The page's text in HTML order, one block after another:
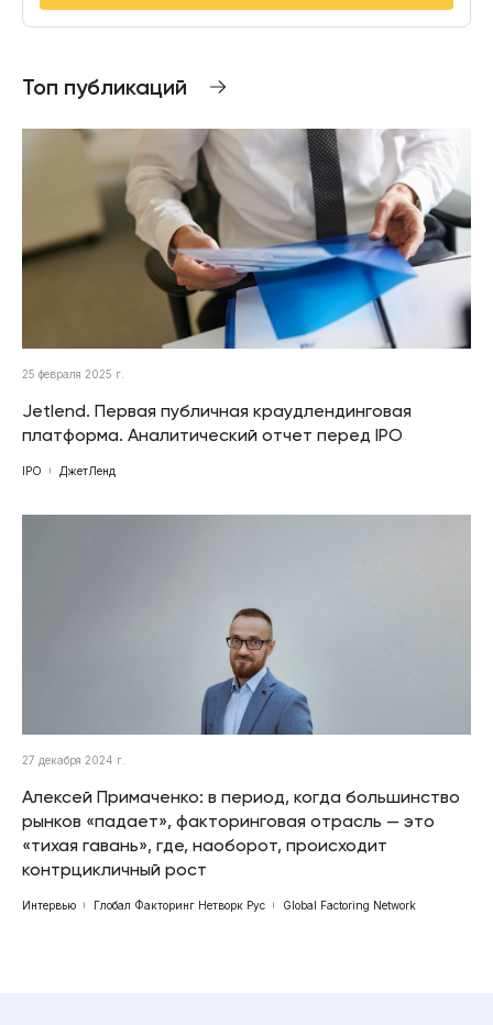
Топ публикаций
25 февраля 2025 г.
Jetlend. Первая публичная краудлендинговая
платформа. Аналитический отчет перед IPO
IPO ДжетЛенд
27 декабря 2024 г.
Алексей Примаченко: в период, когда большинство
рынков «падает», факторинговая отрасль — это
«тихая гавань», где, наоборот, происходит
контрцикличный рост
Интервью Глобал Факторинг Нетворк Рус Global Factoring Network